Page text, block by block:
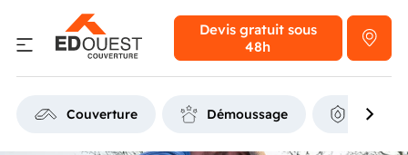
Devis gratuit sous
48h
Couverture Démoussage